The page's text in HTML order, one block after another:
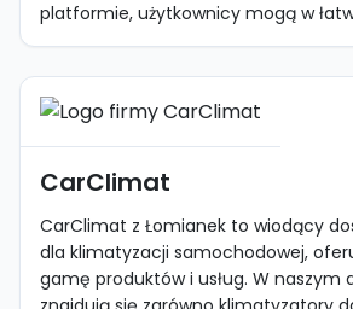
platformie, użytkownicy mogą w
CarClimat
CarClimat z Łomianek to wiodący
dla klimatyzacji samochodowej,
gamę produktów i usług. W naszym